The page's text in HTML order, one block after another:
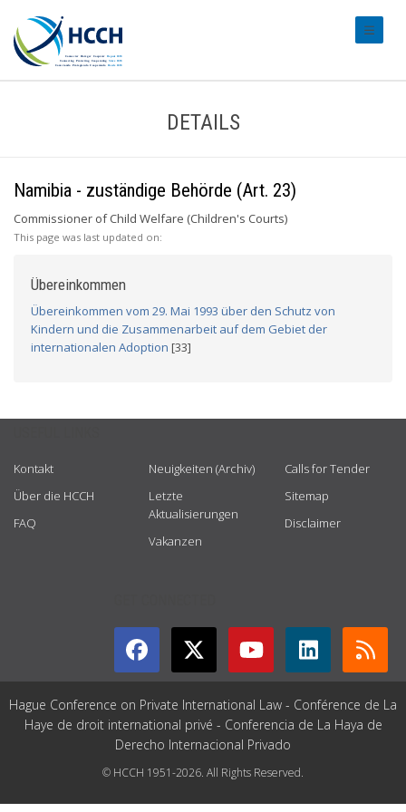
DETAILS
Namibia - zuständige Behörde (Art. 23)
Commissioner of Child Welfare (Children's Courts)
This page was last updated on:
Übereinkommen
Übereinkommen vom 29. Mai 1993 über den Schutz von
Kindern und die Zusammenarbeit auf dem Gebiet der
internationalen Adoption [33]
Kontakt
Über die HCCH
FAQ
Neuigkeiten (Archiv)
Letzte
Aktualisierungen
Vakanzen
Calls for Tender
Sitemap
Disclaimer
Hague Conference on Private International Law - Conférence de La
Haye de droit international privé - Conferencia de La Haya de
Derecho Internacional Privado
© HCCH 1951-2026. All Rights Reserved.